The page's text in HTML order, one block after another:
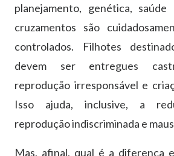
planejamento, genética,
cruzamentos são
controlados. Filhotes
devem ser entregues
reprodução irresponsável e
Isso ajuda, inclusive, a
reprodução indiscriminada e
Mas, afinal, qual é a diferença